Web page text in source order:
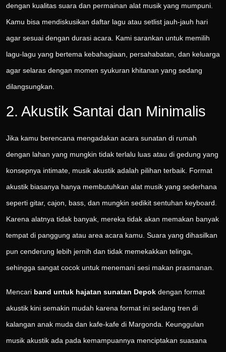
dengan kualitas suara dan permainan alat musik yang mumpuni.
Kamu bisa mendiskusikan daftar lagu atau setlist jauh-jauh hari
agar sesuai dengan durasi acara. Kami sarankan untuk memilih
lagu-lagu yang bertema kebahagiaan, persahabatan, dan keluarga
agar selaras dengan momen syukuran khitanan yang sedang
dilangsungkan.
2. Akustik Santai dan Minimalis
Jika kamu berencana mengadakan acara sunatan di rumah
dengan lahan yang mungkin tidak terlalu luas atau di gedung yang
konsepnya intimate, musik akustik adalah pilihan terbaik. Format
akustik biasanya hanya membutuhkan alat musik yang sederhana
seperti gitar, cajon, bass, dan mungkin sedikit sentuhan keyboard.
Karena alatnya tidak banyak, mereka tidak akan memakan banyak
tempat di panggung atau area acara kamu. Suara yang dihasilkan
pun cenderung lebih jernih dan tidak memekakkan telinga,
sehingga sangat cocok untuk menemani sesi makan prasmanan.
Mencari band untuk hajatan sunatan Depok dengan format
akustik kini semakin mudah karena format ini sedang tren di
kalangan anak muda dan kafe-kafe di Margonda. Keunggulan
musik akustik ada pada kemampuannya menciptakan suasana